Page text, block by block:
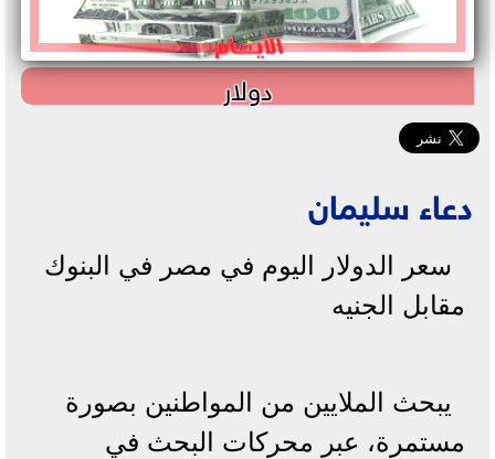
دولار
دعاء سليمان
سعر الدولار اليوم في مصر في البنوك
مقابل الجنيه
يبحث الملايين من المواطنين بصورة
مستمرة، عبر محركات البحث في